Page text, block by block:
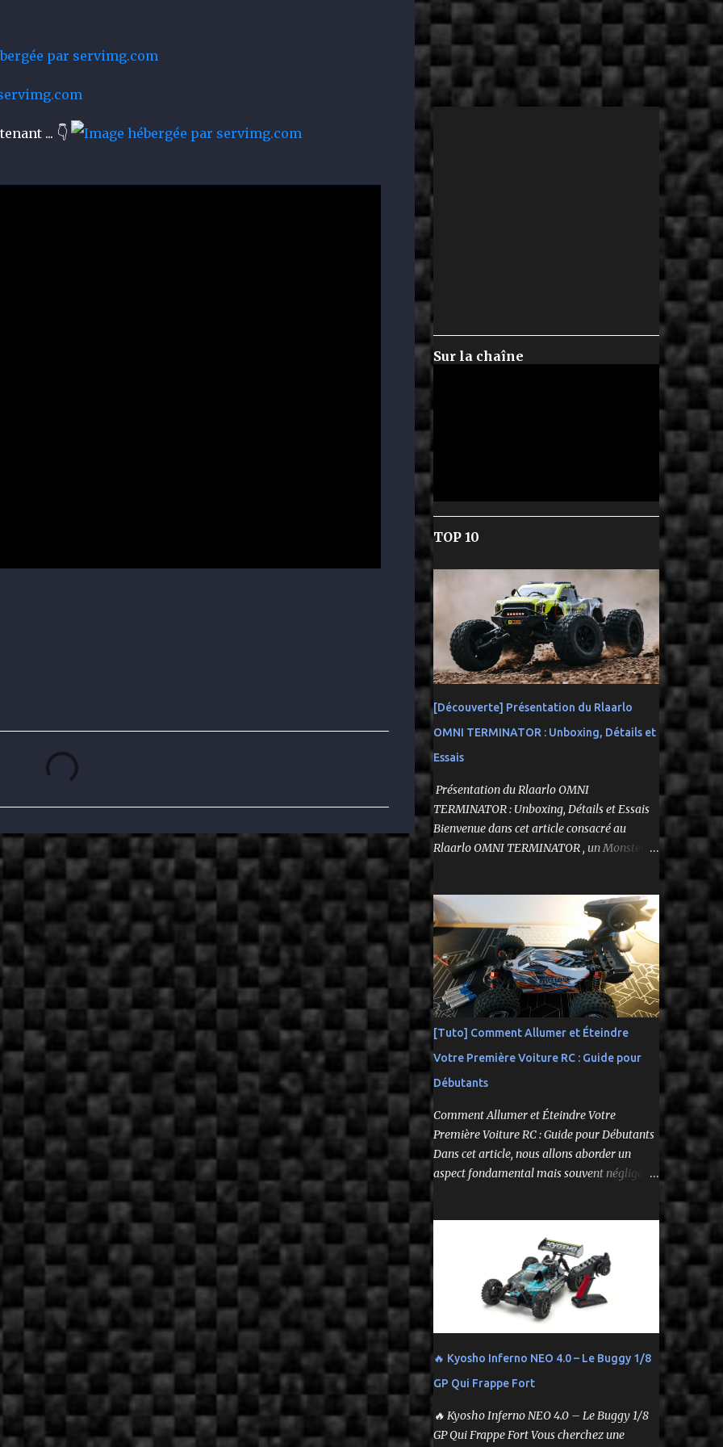
... 👇
Sur la chaîne
TOP 10
[Découverte] Présentation du Rlaarlo
OMNI TERMINATOR : Unboxing, Détails et
Essais
Présentation du Rlaarlo OMNI
TERMINATOR : Unboxing, Détails et Essais
Bienvenue dans cet article consacré au
Rlaarlo OMNI TERMINATOR , un Monster
ses caractéristiques détaillées, les essais
pratiques, et bien sûr, une conclusion sur ses
performances et sa valeur. Ce modèle se
distingue par son prix attractif et ses
fonctionnalités intéressantes, et nous allons
examiner tout cela en profondeur. ---------
-------------------------------- Lien
affilié Aliexpress 👉​
https://s.click.aliexpress.com/e/_c3IM84VZ --
---------------------------------------
--
[Tuto] Comment Allumer et Éteindre
Votre Première Voiture RC : Guide pour
Débutants
Comment Allumer et Éteindre Votre
Première Voiture RC : Guide pour Débutants
Dans cet article, nous allons aborder un
aspect fondamental mais souvent négligé de
simple, mais une procédure incorrecte peut
entraîner des problèmes et gâcher votre
expérience. Suivez ces étapes pour vous
assurer que tout fonctionne sans accroc.
🔥 Kyosho Inferno NEO 4.0 – Le Buggy 1/8
GP Qui Frappe Fort
🔥 Kyosho Inferno NEO 4.0 – Le Buggy 1/8
GP Qui Frappe Fort Vous cherchez une